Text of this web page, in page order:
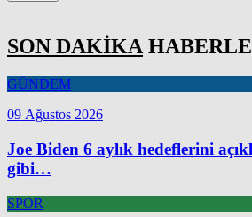
SON DAKİKA
GÜNDEM
09 Ağustos 2026
Joe Biden 6 aylık hedeflerini
gibi…
SPOR